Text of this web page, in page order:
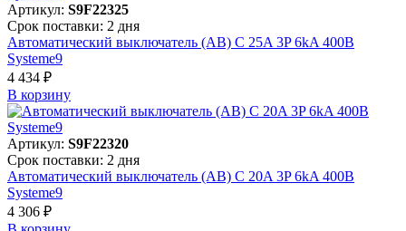
Артикул: S9F22325
Срок поставки: 2 дня
Автоматический выключатель (АВ) C 25A 3P 6kA 400В
Systeme9
4 434 ₽
В корзинy
Артикул: S9F22320
Срок поставки: 2 дня
Автоматический выключатель (АВ) C 20A 3P 6kA 400В
Systeme9
4 306 ₽